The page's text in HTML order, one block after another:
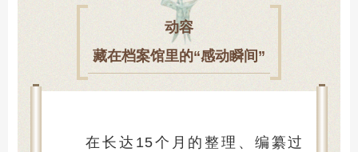
动容
藏在档案馆里的“感动瞬间”
在长达15个月的整理、编纂过